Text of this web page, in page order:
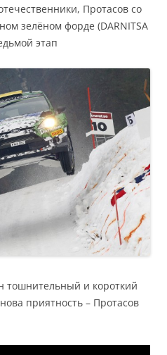
Протасов со
зелёном форде (DARNITSA
этап
тошнительный и короткий
приятность – Протасов